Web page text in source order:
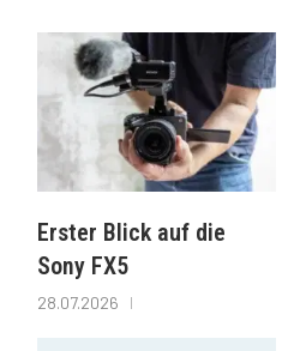
Erster Blick auf die
Sony FX5
28.07.2026